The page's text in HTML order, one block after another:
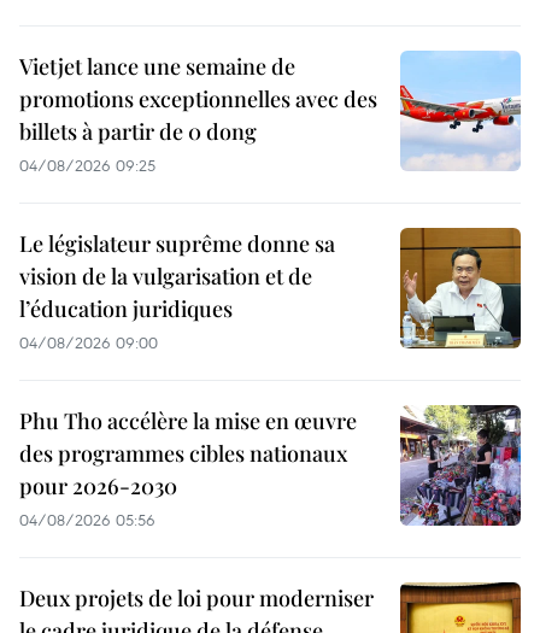
Vietjet lance une semaine de
promotions exceptionnelles avec des
billets à partir de 0 dong
04/08/2026 09:25
Le législateur suprême donne sa
vision de la vulgarisation et de
l’éducation juridiques
04/08/2026 09:00
Phu Tho accélère la mise en œuvre
des programmes cibles nationaux
pour 2026-2030
04/08/2026 05:56
Deux projets de loi pour moderniser